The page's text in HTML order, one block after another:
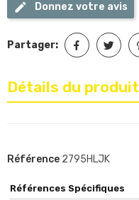
Donnez votre avis
Partager:
Détails du produit
Référence 2795HLJK
Références Spécifiques